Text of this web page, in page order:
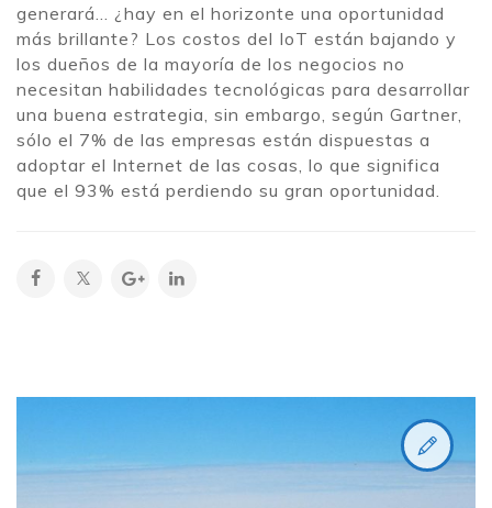
generará… ¿hay en el horizonte una oportunidad
más brillante? Los costos del IoT están bajando y
los dueños de la mayoría de los negocios no
necesitan habilidades tecnológicas para desarrollar
una buena estrategia, sin embargo, según Gartner,
sólo el 7% de las empresas están dispuestas a
adoptar el Internet de las cosas, lo que significa
que el 93% está perdiendo su gran oportunidad.